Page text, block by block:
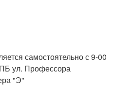
самостоятельно с 9-00
ул. Профессора
"Э"